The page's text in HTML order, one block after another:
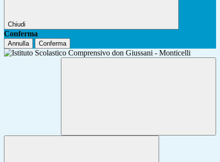
Chiudi
Conferma
Annulla Conferma